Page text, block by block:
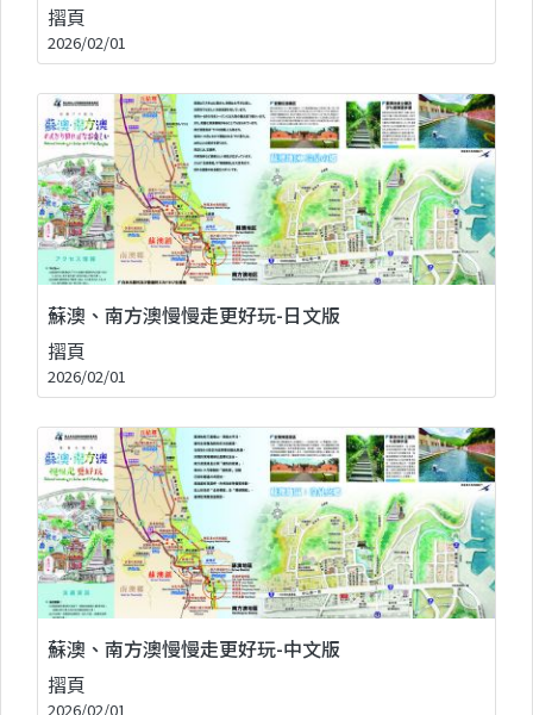
摺頁
2026/02/01
蘇澳、南方澳慢慢走更好玩-日文版
摺頁
2026/02/01
蘇澳、南方澳慢慢走更好玩-中文版
摺頁
2026/02/01